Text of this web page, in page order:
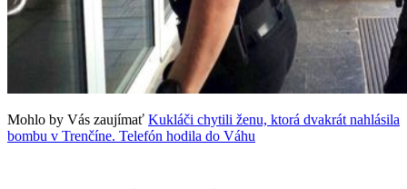
Mohlo by Vás zaujímať Kukláči chytili ženu, ktorá dvakrát nahlásila
bombu v Trenčíne. Telefón hodila do Váhu